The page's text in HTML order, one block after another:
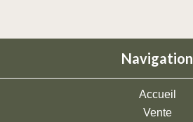
Navigation
Accueil
Vente